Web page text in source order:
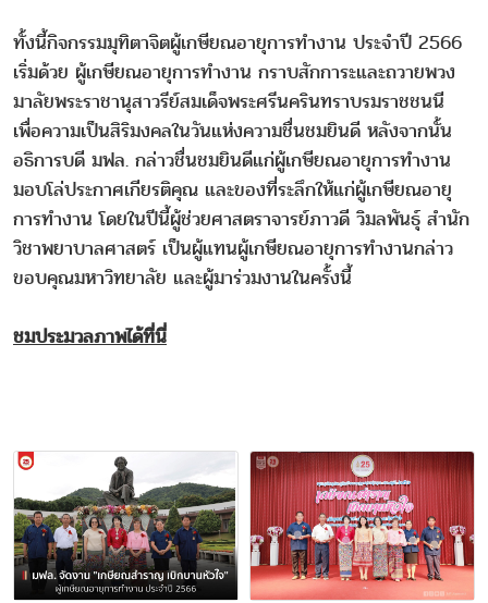
ทั้งนี้กิจกรรมมุทิตาจิตผู้เกษียณอายุการทำงาน ประจำปี 2566
เริ่มด้วย ผู้เกษียณอายุการทำงาน กราบสักการะและถวายพวง
มาลัยพระราชานุสาวรีย์สมเด็จพระศรีนครินทราบรมราชชนนี
เพื่อความเป็นสิริมงคลในวันแห่งความชื่นชมยินดี หลังจากนั้น
อธิการบดี มฟล. กล่าวชื่นชมยินดีแก่ผู้เกษียณอายุการทำงาน
มอบโล่ประกาศเกียรติคุณ และของที่ระลึกให้แก่ผู้เกษียณอายุ
การทำงาน โดยในปีนี้ผู้ช่วยศาสตราจารย์ภาวดี วิมลพันธุ์ สำนัก
วิชาพยาบาลศาสตร์ เป็นผู้แทนผู้เกษียณอายุการทำงานกล่าว
ขอบคุณมหาวิทยาลัย และผู้มาร่วมงานในครั้งนี้
ชมประมวลภาพได้ที่นี่